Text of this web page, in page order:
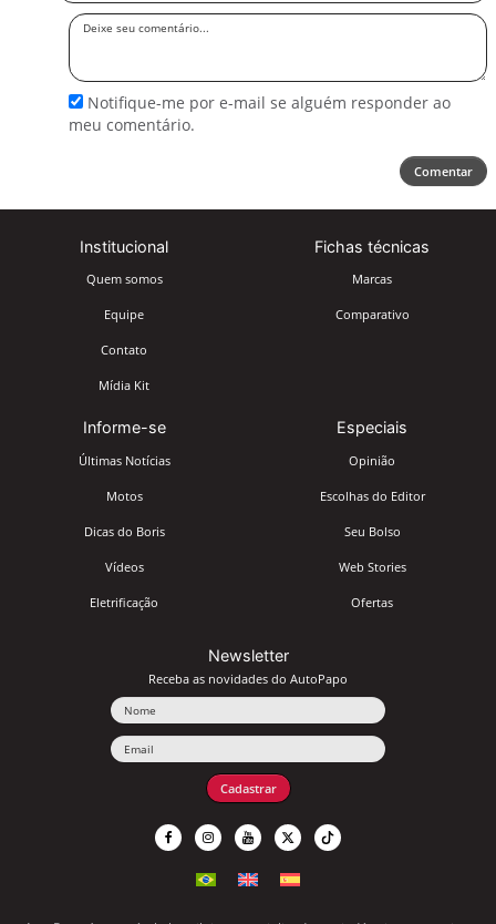
Deixe
Notifique-me por e-mail se alguém responder ao
meu comentário.
Comentar
Institucional
Quem somos
Equipe
Contato
Mídia Kit
Fichas técnicas
Marcas
Comparativo
Informe-se
Últimas Notícias
Motos
Dicas do Boris
Vídeos
Eletrificação
Especiais
Opinião
Escolhas do Editor
Seu Bolso
Web Stories
Ofertas
Newsletter
Receba as novidades do AutoPapo
Cadastrar